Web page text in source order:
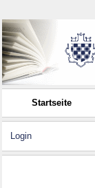
Startseite
Login